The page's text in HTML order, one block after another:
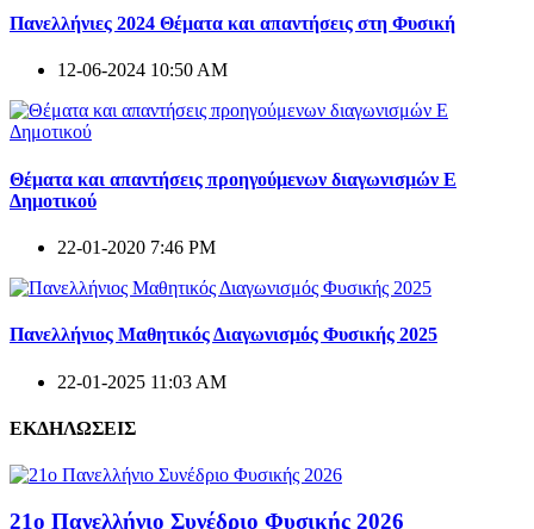
Πανελλήνιες 2024 Θέματα και απαντήσεις στη Φυσική
12-06-2024 10:50 AM
Θέματα και απαντήσεις προηγούμενων διαγωνισμών E
Δημοτικού
22-01-2020 7:46 PM
Πανελλήνιος Μαθητικός Διαγωνισμός Φυσικής 2025
22-01-2025 11:03 AM
ΕΚΔΗΛΩΣΕΙΣ
21ο Πανελλήνιο Συνέδριο Φυσικής 2026